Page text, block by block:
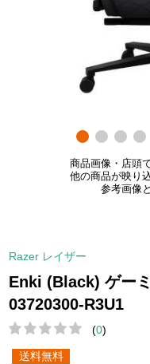
商品画像・店頭
他の商品が映り
参考画像
Razer レイザー
Enki (Black) ゲー
03720300-R3U1
(0)
送料無料